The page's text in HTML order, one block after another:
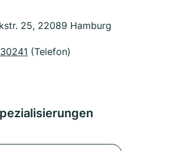
25, 22089 Hamburg
(Telefon)